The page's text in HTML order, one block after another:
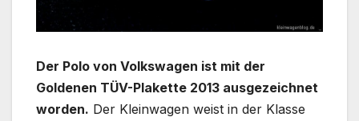
Der Polo von Volkswagen ist mit der
Goldenen TÜV-Plakette 2013 ausgezeichnet
worden. Der Kleinwagen weist in der Klasse